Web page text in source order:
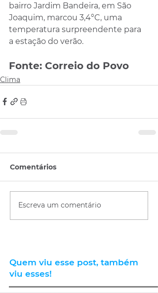
bairro Jardim Bandeira, em São
Joaquim, marcou 3,4°C, uma
temperatura surpreendente para
a estação do verão.
Fonte: Correio do Povo
Clima
Comentários
Escreva um comentário
Quem viu esse post, também
viu esses!